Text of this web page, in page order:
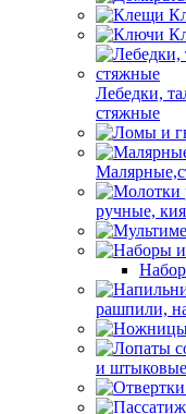
Лебедки,
стяжные
ручные,
рашпили,
и штыковые